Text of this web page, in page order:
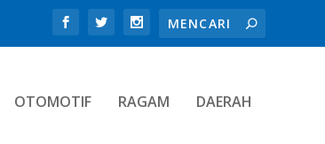
OTOMOTIF RAGAM DAERAH